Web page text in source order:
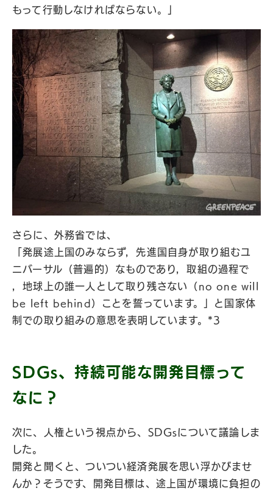
もって行動しなければならない。」
さらに、外務省では、
「発展途上国のみならず，先進国自身が取り組むユ
ニバーサル（普遍的）なものであり，取組の過程で
，地球上の誰一人として取り残さない（no one will
be left behind）ことを誓っています。」と国家体
制での取り組みの意思を表明しています。*3
SDGs、持続可能な開発目標って
なに？
次に、人権という視点から、SDGsについて議論しま
した。
開発と聞くと、ついつい経済発展を思い浮かびませ
んか？そうです、開発目標は、途上国が環境に負担の